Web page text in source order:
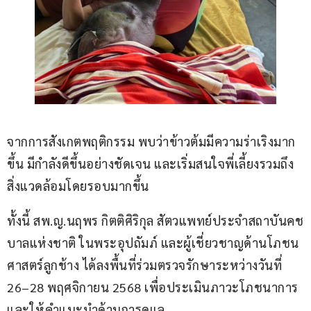
จากการสังเกตพฤติกรรม พบว่าข้าวต้มมีความร่าเริงมาก
ขึ้น มีกำลังดีขึ้นอย่างชัดเจน และเริ่มสนใจพี่เลี้ยงรวมถึง
สิ่งแวดล้อมโดยรอบมากขึ้น
ทั้งนี้ สพ.ญ.นฤพร กิตติศิริกุล สัตวแพทย์ประจำสถาบันคช
บาลแห่งชาติ ในพระอุปถัมภ์ และผู้เชี่ยวชาญด้านโภชน
ศาสตร์ลูกช้าง ได้ลงพื้นที่ร่วมตรวจรักษาระหว่างวันที่
26–28 พฤศจิกายน 2568 เพื่อประเมินภาวะโภชนาการ